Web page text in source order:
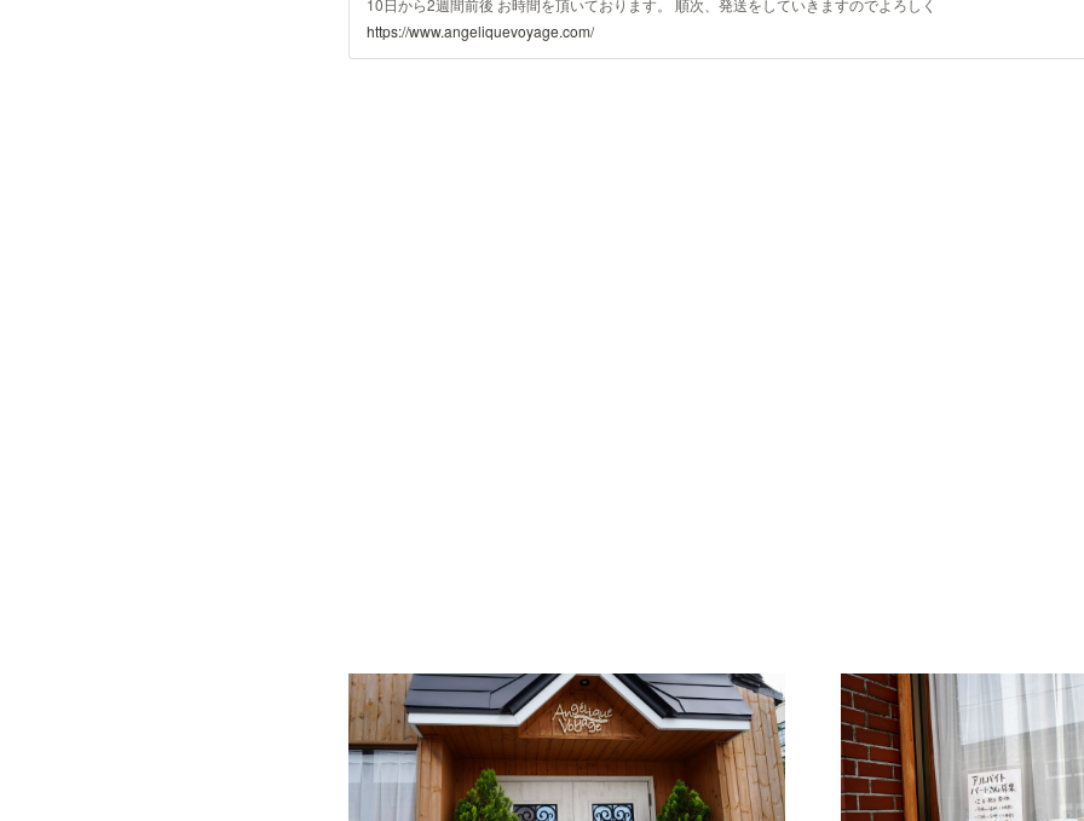
お願い致します。 また、大変申し訳ありませんが、数の変更は、お受けしておりませ
ん。 ご了承くださいませ。 【お知らせ：2022年8月1日から値段が変わります。】 ショ
コラヴォヤージュ(12個入り) 1,650円 ショコラヴォヤージュ(12個入り)(ギフト包装A)
https://www.angeliquevoyage.com/